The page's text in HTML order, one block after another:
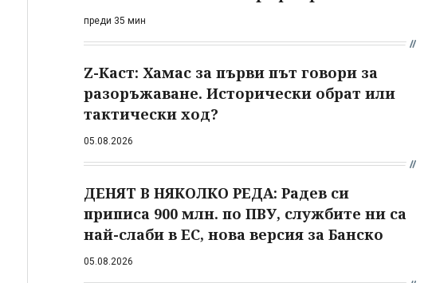
преди 35 мин
Z-Каст: Хамас за първи път говори за
разоръжаване. Исторически обрат или
тактически ход?
05.08.2026
ДЕНЯТ В НЯКОЛКО РЕДА: Радев си
приписа 900 млн. по ПВУ, службите ни са
най-слаби в ЕС, нова версия за Банско
05.08.2026